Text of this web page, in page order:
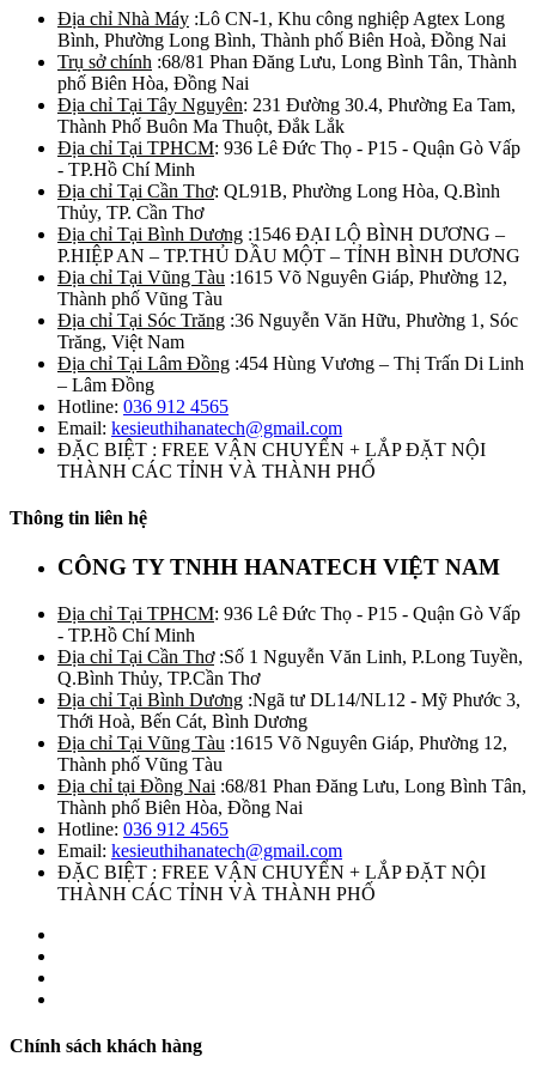
Địa chỉ Nhà Máy :Lô CN-1, Khu công nghiệp Agtex Long
Bình, Phường Long Bình, Thành phố Biên Hoà, Đồng Nai
Trụ sở chính :68/81 Phan Đăng Lưu, Long Bình Tân, Thành
phố Biên Hòa, Đồng Nai
Địa chỉ Tại Tây Nguyên: 231 Đường 30.4, Phường Ea Tam,
Thành Phố Buôn Ma Thuột, Đắk Lắk
Địa chỉ Tại TPHCM: 936 Lê Đức Thọ - P15 - Quận Gò Vấp
- TP.Hồ Chí Minh
Địa chỉ Tại Cần Thơ: QL91B, Phường Long Hòa, Q.Bình
Thủy, TP. Cần Thơ
Địa chỉ Tại Bình Dương :1546 ĐẠI LỘ BÌNH DƯƠNG –
P.HIỆP AN – TP.THỦ DẦU MỘT – TỈNH BÌNH DƯƠNG
Địa chỉ Tại Vũng Tàu :1615 Võ Nguyên Giáp, Phường 12,
Thành phố Vũng Tàu
Địa chỉ Tại Sóc Trăng :36 Nguyễn Văn Hữu, Phường 1, Sóc
Trăng, Việt Nam
Địa chỉ Tại Lâm Đồng :454 Hùng Vương – Thị Trấn Di Linh
– Lâm Đồng
Hotline: 036 912 4565
Email: kesieuthihanatech@gmail.com
ĐẶC BIỆT : FREE VẬN CHUYỂN + LẮP ĐẶT NỘI
THÀNH CÁC TỈNH VÀ THÀNH PHỐ
Thông tin liên hệ
CÔNG TY TNHH HANATECH VIỆT NAM
Địa chỉ Tại TPHCM: 936 Lê Đức Thọ - P15 - Quận Gò Vấp
- TP.Hồ Chí Minh
Địa chỉ Tại Cần Thơ:Số 1 Nguyễn Văn Linh, P.Long Tuyền,
Q.Bình Thủy, TP.Cần Thơ
Địa chỉ Tại Bình Dương :Ngã tư DL14/NL12 - Mỹ Phước 3,
Thới Hoà, Bến Cát, Bình Dương
Địa chỉ Tại Vũng Tàu :1615 Võ Nguyên Giáp, Phường 12,
Thành phố Vũng Tàu
Địa chỉ tại Đồng Nai :68/81 Phan Đăng Lưu, Long Bình Tân,
Thành phố Biên Hòa, Đồng Nai
Hotline: 036 912 4565
Email: kesieuthihanatech@gmail.com
ĐẶC BIỆT : FREE VẬN CHUYỂN + LẮP ĐẶT NỘI
THÀNH CÁC TỈNH VÀ THÀNH PHỐ
Chính sách khách hàng